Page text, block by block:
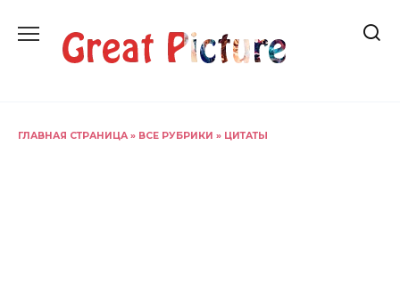
содержанию
ГЛАВНАЯ СТРАНИЦА » ВСЕ РУБРИКИ » ЦИТАТЫ